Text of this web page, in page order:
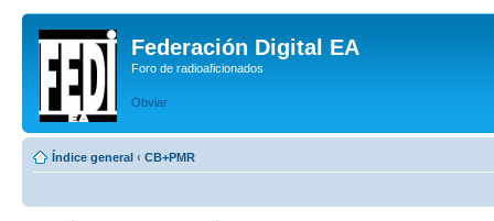
Federación Digital EA
Foro de radioaficionados
Obviar
Índice general ‹ CB+PMR